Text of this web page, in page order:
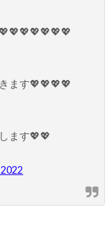
ます💖💖💖💖
ます💖💖